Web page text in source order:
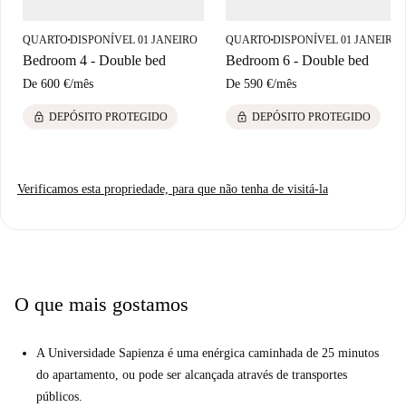
QUARTO■DISPONÍVEL 01 JANEIRO
Bedroom 4 - Double bed
De 600 €/mês
lock DEPÓSITO PROTEGIDO
QUARTO■DISPONÍVEL 01 JANEIRO
Bedroom 6 - Double bed
De 590 €/mês
lock DEPÓSITO PROTEGIDO
Verificamos esta propriedade, para que não tenha de visitá-la
O que mais gostamos
A Universidade Sapienza é uma enérgica caminhada de 25 minutos
do apartamento, ou pode ser alcançada através de transportes
públicos.